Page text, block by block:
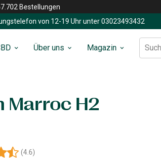
Bestellungen
von 12-19 Uhr unter 03023493432
Über uns Magazin
Marroc H2
(4.6)